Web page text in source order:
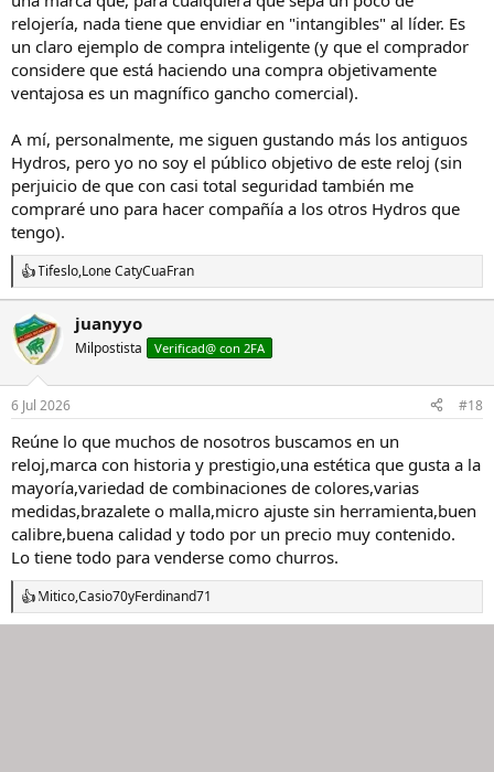
relojería, nada tiene que envidiar en "intangibles" al líder. Es
un claro ejemplo de compra inteligente (y que el comprador
considere que está haciendo una compra objetivamente
ventajosa es un magnífico gancho comercial).
A mí, personalmente, me siguen gustando más los antiguos
Hydros, pero yo no soy el público objetivo de este reloj (sin
perjuicio de que con casi total seguridad también me
compraré uno para hacer compañía a los otros Hydros que
tengo).
R
e
c
c
o
n
e
s
Tifeslo,Lone CatyCuaFran
juanyyo
Milpostista Verificad@ con 2FA
6 Jul 2026 #18
Reúne lo que muchos de nosotros buscamos en un
reloj,marca con historia y prestigio,una estética que gusta a la
mayoría,variedad de combinaciones de colores,varias
medidas,brazalete o malla,micro ajuste sin herramienta,buen
calibre,buena calidad y todo por un precio muy contenido.
Lo tiene todo para venderse como churros.
R
e
Mitico,Casio70yFerdinand71